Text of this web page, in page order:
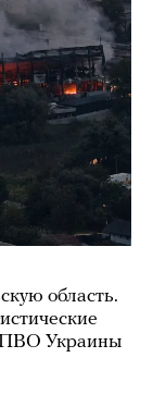
область.
ПВО Украины